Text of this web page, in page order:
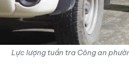
Lực lượng tuần tra Công an